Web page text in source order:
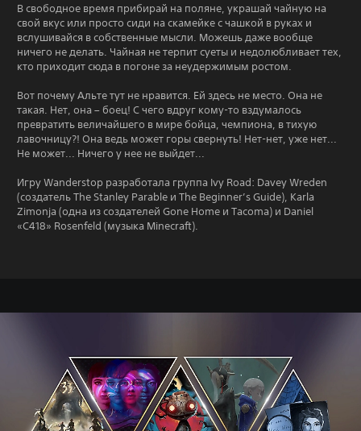
В свободное время прибирай на поляне, украшай чайную на
свой вкус или просто сиди на скамейке с чашкой в руках и
вслушивайся в собственные мысли. Можешь даже вообще
ничего не делать. Чайная не терпит суеты и недолюбливает тех,
кто приходит сюда в погоне за неудержимым ростом.
Вот почему Альте тут не нравится. Ей здесь не место. Она не
такая. Нет, она – боец! С чего вдруг кому-то вздумалось
превратить величайшего в мире бойца, чемпиона, в тихую
лавочницу?! Она ведь может горы свернуть! Нет-нет, уже нет...
Не может... Ничего у нее не выйдет...
Игру Wanderstop разработала группа Ivy Road: Davey Wreden
(создатель The Stanley Parable и The Beginner’s Guide), Karla
Zimonja (одна из создателей Gone Home и Tacoma) и Daniel
«C418» Rosenfeld (музыка Minecraft).